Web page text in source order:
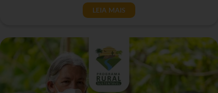
LEIA MAIS